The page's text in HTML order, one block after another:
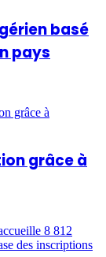
basé
pays
grâce à